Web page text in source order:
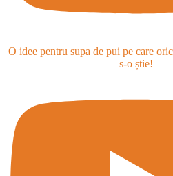
O idee pentru supa de pui pe care
s-o știe!